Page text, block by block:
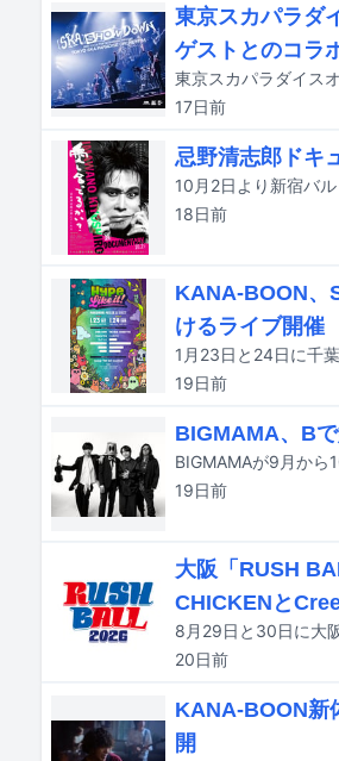
東京スカパラダ
ゲストとのコラ
17日前
忌野清志郎ドキ
18日前
KANA-BOON、
けるライブ開催
19日前
BIGMAMA、B
19日前
大阪「RUSH
CHICKENと
20日前
KANA-BOON新
開